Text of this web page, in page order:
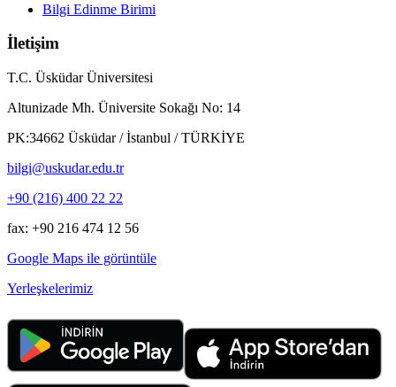
Bilgi Edinme Birimi
İletişim
T.C. Üsküdar Üniversitesi
Altunizade Mh. Üniversite Sokağı No: 14
PK:34662 Üsküdar / İstanbul / TÜRKİYE
bilgi@uskudar.edu.tr
+90 (216) 400 22 22
fax: +90 216 474 12 56
Google Maps ile görüntüle
Yerleşkelerimiz